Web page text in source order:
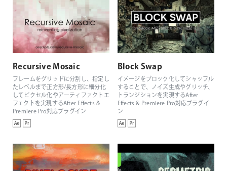
Recursive Mosaic
フレームをグリッドに分割し、指定し
たレベルまで正方形/長方形に細分化
してピクセル化やアーティファクトエ
フェクトを実現するAfter Effects &
Premiere Pro対応プラグイン
Block Swap
イメージをブロック化してシャッフル
することで、ノイズ生成やグリッチ、
トランジションを実現するAfter
Effects & Premiere Pro対応プラグイ
ン